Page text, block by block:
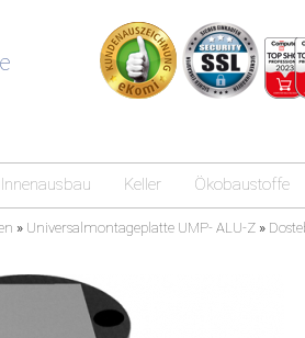
Innenausbau Keller Ökobaustoffe
» Universalmontageplatte UMP- ALU-Z »